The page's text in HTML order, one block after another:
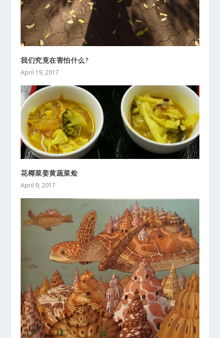
我们究竟在害怕什么?
April 19, 2017
花椰菜姜黄蔬菜烩
April 9, 2017